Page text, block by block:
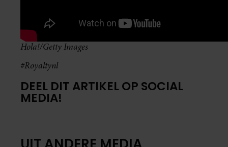
Hola!/Getty Images
#Royaltynl
DEEL DIT ARTIKEL OP SOCIAL
MEDIA!